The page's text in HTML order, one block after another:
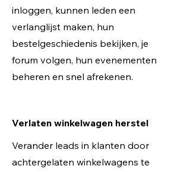
inloggen, kunnen leden een
verlanglijst maken, hun
bestelgeschiedenis bekijken, je
forum volgen, hun evenementen
beheren en snel afrekenen.
Verlaten winkelwagen herstel
Verander leads in klanten door
achtergelaten winkelwagens te